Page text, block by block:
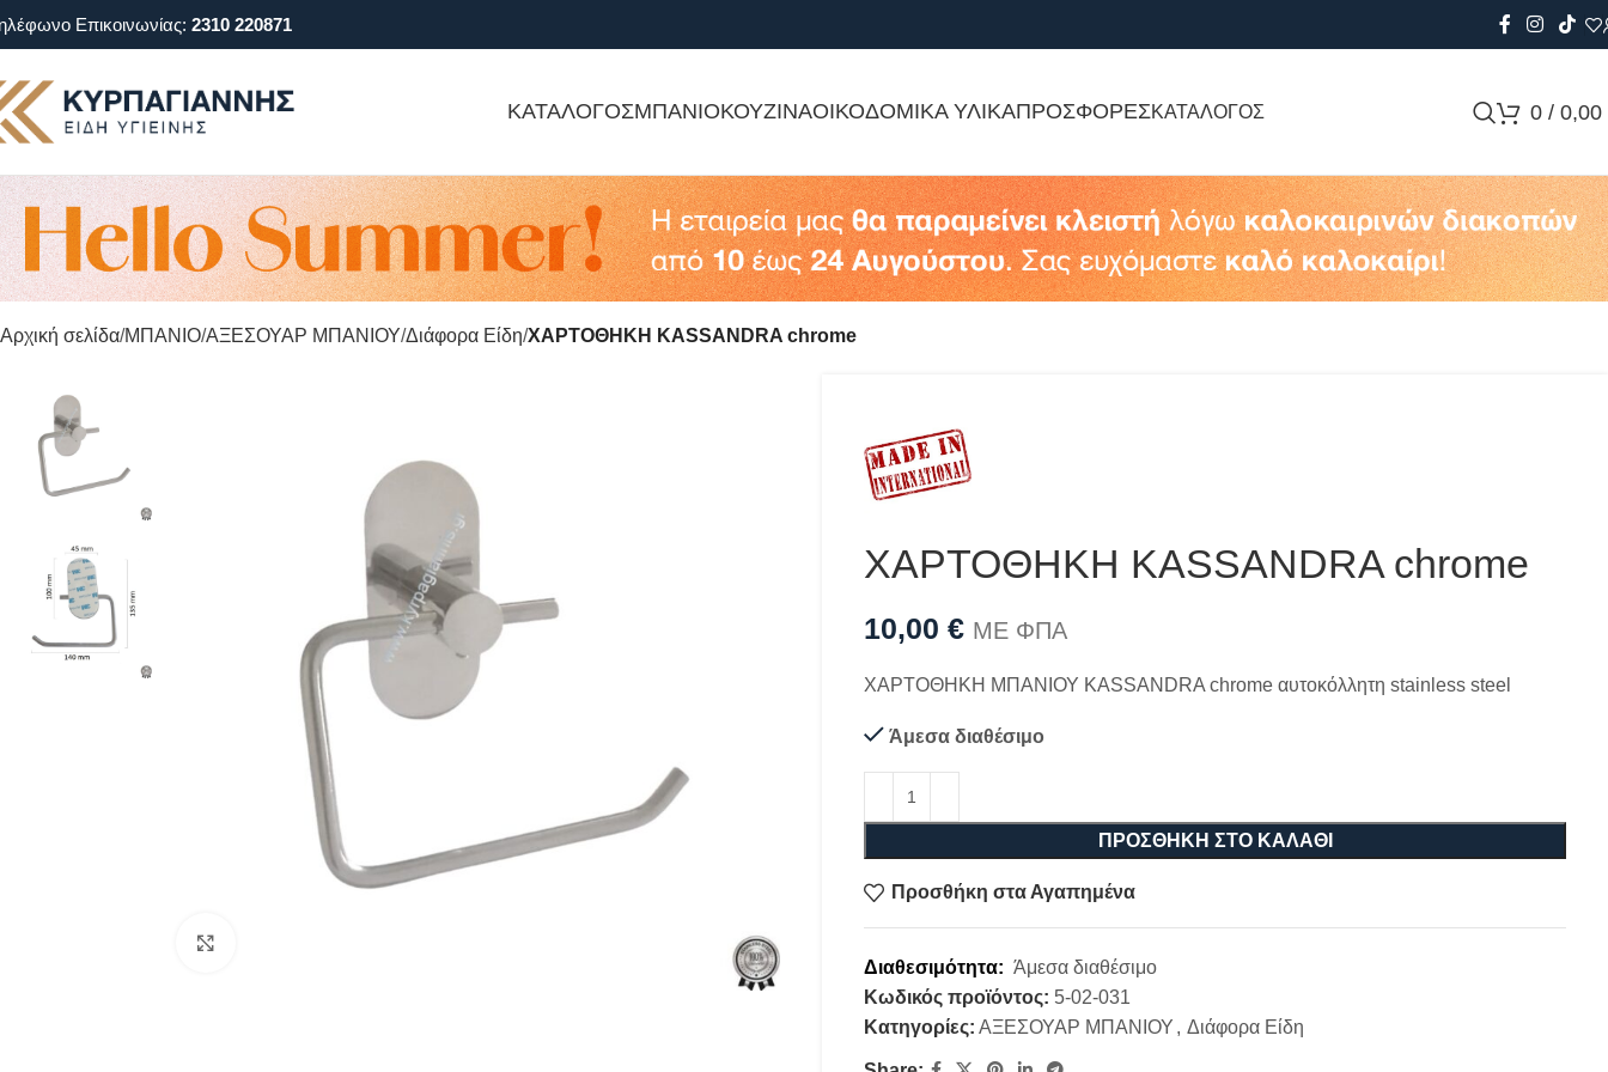
Επικοινωνίας: 2310 220871
ΚΑΤΑΛΟΓΟΣΜΠΑΝΙΟΚΟΥΖΙΝΑΟΙΚΟΔΟΜΙΚΑ ΥΛΙΚΑΠΡΟΣΦΟΡΕΣΚΑΤΑΛΟΓΟΣ 0 / 0,00
Αρχική σελίδα ΜΠΑΝΙΟ ΑΞΕΣΟΥΑΡ ΜΠΑΝΙΟΥ Διάφορα Είδη ΧΑΡΤΟΘΗΚΗ KASSANDRA chrome
ΧΑΡΤΟΘΗΚΗ KASSANDRA chrome
10,00 € ΜΕ ΦΠΑ
ΧΑΡΤΟΘΗΚΗ ΜΠΑΝΙΟΥ KASSANDRA chrome αυτοκόλλητη stainless steel
Άμεσα διαθέσιμο
ΠΡΟΣΘΉΚΗ ΣΤΟ ΚΑΛΆΘΙ
Προσθήκη στα Αγαπημένα
Διαθεσιμότητα: Άμεσα διαθέσιμο
Κωδικός προϊόντος: 5-02-031
Κατηγορίες: ΑΞΕΣΟΥΑΡ ΜΠΑΝΙΟΥ , Διάφορα Είδη